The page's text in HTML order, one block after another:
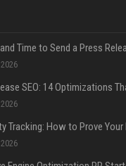
Time to Send a Press
Tracking: How to Prove Your